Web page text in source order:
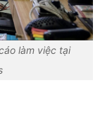
làm việc tại